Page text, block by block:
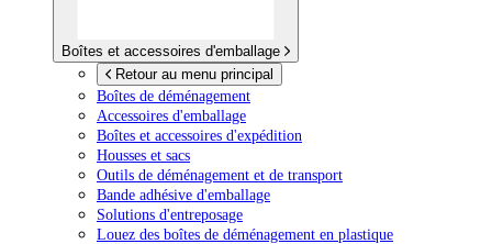
Boîtes et accessoires d'emballage
Retour au menu principal
Boîtes de déménagement
Accessoires d'emballage
Boîtes et accessoires d'expédition
Housses et sacs
Outils de déménagement et de transport
Bande adhésive d'emballage
Solutions d'entreposage
Louez des boîtes de déménagement en plastique